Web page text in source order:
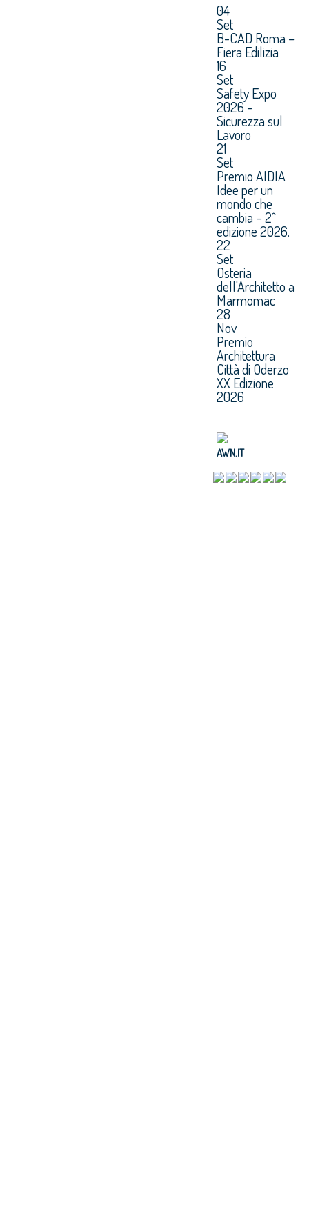
04
Set
B-CAD Roma –
Fiera Edilizia
16
Set
Safety Expo
2026 -
Sicurezza sul
Lavoro
21
Set
Premio AIDIA
Idee per un
mondo che
cambia – 2^
edizione 2026.
22
Set
Osteria
dell'Architetto a
Marmomac
28
Nov
Premio
Architettura
Città di Oderzo
XX Edizione
2026
AWN.IT